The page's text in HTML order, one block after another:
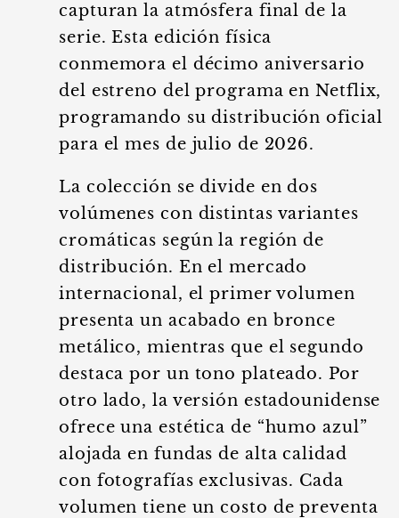
capturan la atmósfera final de la
serie. Esta edición física
conmemora el décimo aniversario
del estreno del programa en Netflix,
programando su distribución oficial
para el mes de julio de 2026.
La colección se divide en dos
volúmenes con distintas variantes
cromáticas según la región de
distribución. En el mercado
internacional, el primer volumen
presenta un acabado en bronce
metálico, mientras que el segundo
destaca por un tono plateado. Por
otro lado, la versión estadounidense
ofrece una estética de “humo azul”
alojada en fundas de alta calidad
con fotografías exclusivas. Cada
volumen tiene un costo de preventa